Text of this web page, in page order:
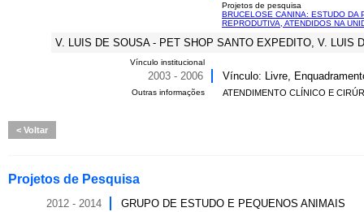
Projetos de pesquisa
BRUCELOSE CANINA: ESTUDO DA
REPRODUTIVA, ATENDIDOS NA
V. LUIS DE SOUSA - PET SHOP SANTO EXPEDITO, V. LUIS
Vínculo institucional
2003 - 2006 Vínculo: Livre,
Outras informações ATENDIMENTO CLÍNICO E
Voltar
Projetos de Pesquisa
2012 - 2014 GRUPO DE ESTUDO E PEQUENOS ANIMAIS